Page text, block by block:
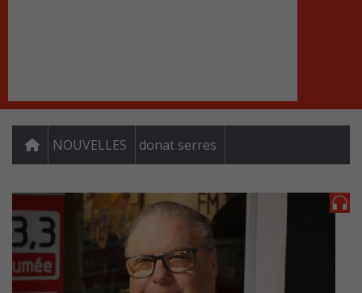
NOUVELLES donat serres